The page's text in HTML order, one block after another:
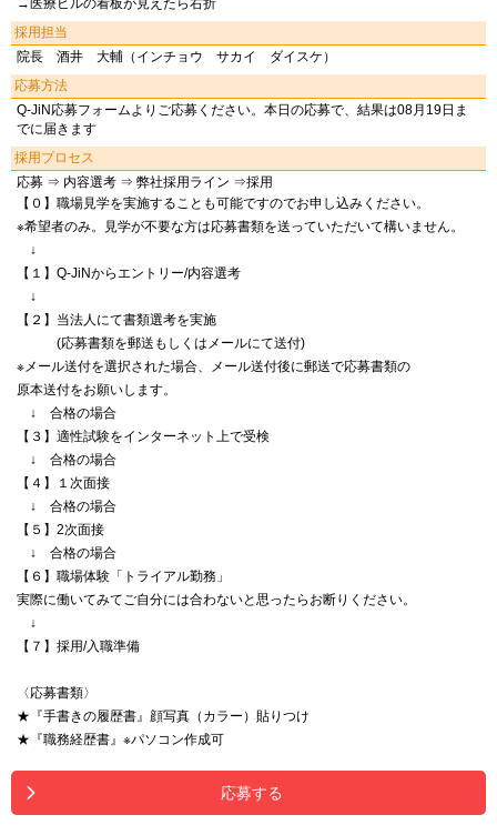
→医療ビルの看板が見えたら右折
採用担当
院長 酒井 大輔（インチョウ サカイ ダイスケ）
応募方法
Q-JiN応募フォームよりご応募ください。本日の応募で、結果は08月19日ま
でに届きます
採用プロセス
応募 ⇒ 内容選考 ⇒ 弊社採用ライン ⇒採用
【０】職場見学を実施することも可能ですのでお申し込みください。
※希望者のみ。見学が不要な方は応募書類を送っていただいて構いません。
↓
【１】Q-JiNからエントリー/内容選考
↓
【２】当法人にて書類選考を実施
(応募書類を郵送もしくはメールにて送付)
※メール送付を選択された場合、メール送付後に郵送で応募書類の
原本送付をお願いします。
↓ 合格の場合
【３】適性試験をインターネット上で受検
↓ 合格の場合
【４】１次面接
↓ 合格の場合
【５】2次面接
↓ 合格の場合
【６】職場体験「トライアル勤務」
実際に働いてみてご自分には合わないと思ったらお断りください。
↓
【７】採用/入職準備
〈応募書類〉
★『手書きの履歴書』顔写真（カラー）貼りつけ
★『職務経歴書』※パソコン作成可
応募する